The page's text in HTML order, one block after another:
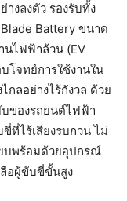
างลงตัว รองรับทั้ง
Battery ขนาด
นไฟฟ้าล้วน (EV
โจทย์การใช้งานใน
กลอย่างไร้กังวล ด้วย
ของรถยนต์ไฟฟ้า
ที่ไร้เสียงรบกวน ไม่
บพร้อมด้วยอุปกรณ์
อผู้ขับขี่ขั้นสูง